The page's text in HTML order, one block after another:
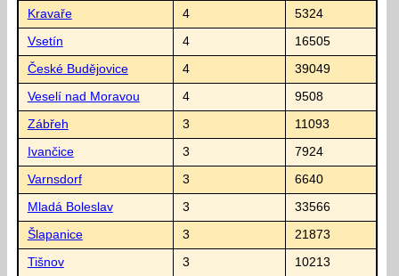
Kravaře 4 5324
Vsetín 4 16505
České Budějovice 4 39049
Veselí nad Moravou 4 9508
Zábřeh 3 11093
Ivančice 3 7924
Varnsdorf 3 6640
Mladá Boleslav 3 33566
Šlapanice 3 21873
Tišnov 3 10213